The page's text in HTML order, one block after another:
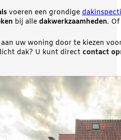
voeren een grondige
bij alle dakwerkzaamheden.
aan uw woning door te kiezen
dak? U kunt direct contact